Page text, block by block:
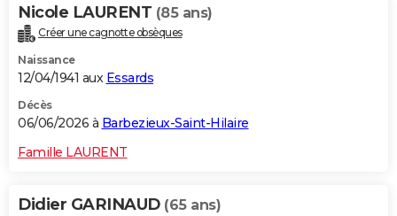
Nicole LAURENT (85 ans)
Créer une cagnotte obsèques
Naissance
12/04/1941 aux Essards
Décès
06/06/2026 à Barbezieux-Saint-Hilaire
Famille LAURENT
Didier GARINAUD (65 ans)